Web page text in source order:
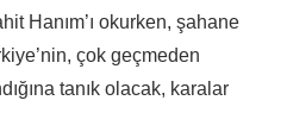
Hanım’ı okurken, şahane
çok geçmeden
tanık olacak, karalar